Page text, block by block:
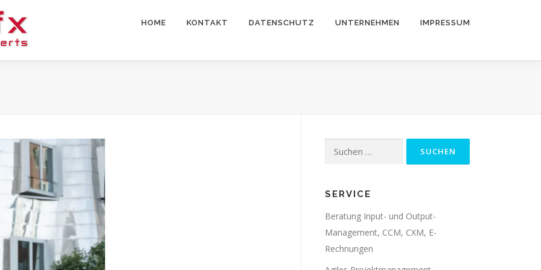
HOME KONTAKT DATENSCHUTZ UNTERNEHMEN IMPRESSUM
Suche
SERVICE
Beratung Input- und Output-
Management, CCM, CXM, E-
Rechnungen